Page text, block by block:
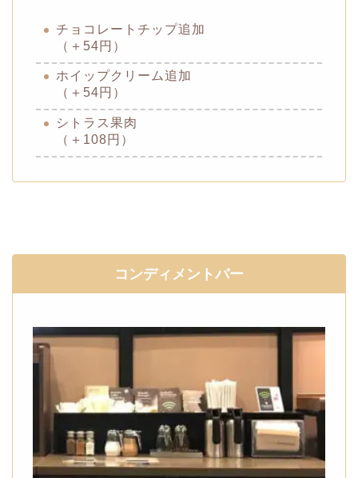
チョコレートチップ追加
（＋54円）
ホイップクリーム追加
（＋54円）
シトラス果肉
（＋108円）
コンディメントバー